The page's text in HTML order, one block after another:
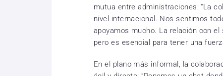
mutua entre administraciones: “La
nivel internacional. Nos sentimos
apoyamos mucho. La relación con
pero es esencial para tener una
En el plano más informal, la